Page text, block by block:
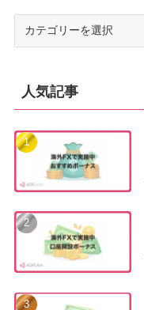
人気記事